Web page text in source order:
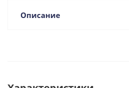
Описание